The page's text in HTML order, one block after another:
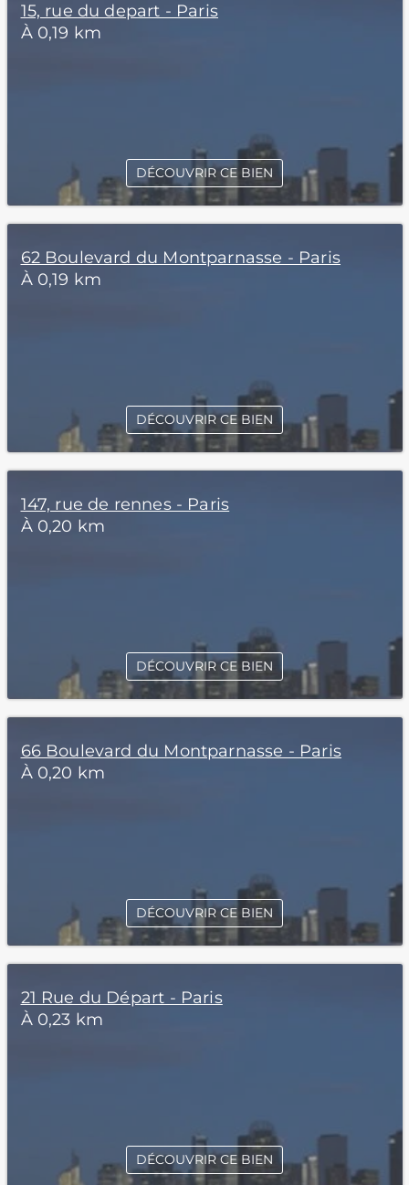
15, rue du depart - Paris
À 0,19 km
DÉCOUVRIR CE BIEN
62 Boulevard du Montparnasse - Paris
À 0,19 km
DÉCOUVRIR CE BIEN
147, rue de rennes - Paris
À 0,20 km
DÉCOUVRIR CE BIEN
66 Boulevard du Montparnasse - Paris
À 0,20 km
DÉCOUVRIR CE BIEN
21 Rue du Départ - Paris
À 0,23 km
DÉCOUVRIR CE BIEN